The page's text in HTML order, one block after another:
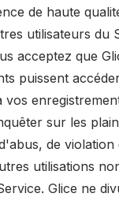
de haute
utilisateurs du
acceptez que
puissent
vos
sur les
de violation
utilisations
Glice ne